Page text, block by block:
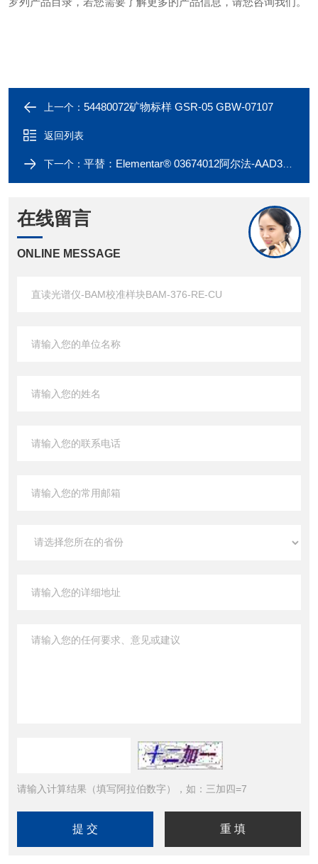
上一个： 54480072矿物标样 GSR-05 GBW-07107
返回列表
下一个： 平替：Elementar® 03674012阿尔法-AAD3004压制铝胶囊
在线留言
ONLINE MESSAGE
请输入计算结果（填写阿拉伯数字），如：三加四=7